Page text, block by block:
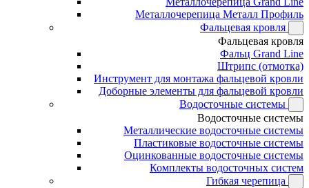
Металлочерепица Металл Профиль
Фальцевая кровля
Фальцевая кровля
Фальц Grand Line
Штрипс (отмотка)
Инструмент для монтажа фальцевой кровли
Доборные элементы для фальцевой кровли
Водосточные системы
Водосточные системы
Металлические водосточные системы
Пластиковые водосточные системы
Оцинкованные водосточные системы
Комплекты водосточных систем
Гибкая черепица